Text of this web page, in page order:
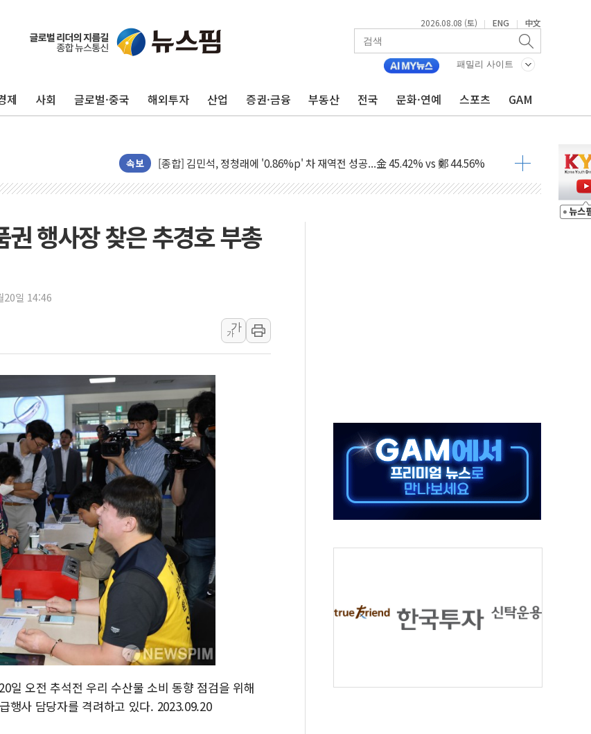
2026.08.08 (토) | ENG | 中文
패밀리 사이트
제 사회 글로벌·중국 해외투자 산업 증권·금융 부동산 전국 문화·연예 스포츠 GAM
속보
울진·영덕 '호우특보'-포항 '산사태 주의보'...경북도, 호우 피해·통제구간 없어
인천 합동연설회 나선 송영길·정청래·김민석 당대표 후보
김민석, 2주차 제주·인천 경선서 정청래에 승리...47.75% vs 42.08%
[속보] 민주, 제주·인천 경선 결과 발표...김민석 47.75% 정청래 42.08%
[속보] 민주, 인천 경선 결과 발표...김민석 45.09% 정청래 43.27% 송영길 11.63%
강릉·동해·삼척 시간당 최대 50㎜ 폭우…강원 동해안 강한 비 이어져
폐기물 수거하다 참변…60대 환경미화원 수거차에 치여 사망
李대통령 "결혼 때문에 손해 보는 일 없게"…'결혼 페널티' 22개 과제 손본다
여수 오동도 인근 해상서 모터보트 전복…1명 사망·1명 실종
추미애, '위안부' 피해자 기림의 날 참석..."국제적 시민 연대로 목소리 내야"
인천 선재도 갯벌서 해루질 중 실종 60대 나흘만에 숨진 채 발견
인천서 말다툼 중 어머니 흉기 살해 10대 아들 체포
'화합' 꺼낸 김민석에 '뻔뻔' 받아친 정청래…제주 연설서 신경전 고조
李대통령, ISA 개편 재검토 지시…與 "적극 환영"·野 "졸속 국정"
행사장 찾은 추경호 부총
20일 14:46
가
가
일 오전 추석전 우리 수산물 소비 동향 점검을 위해
행사 담당자를 격려하고 있다. 2023.09.20